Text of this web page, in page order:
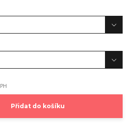
Přidat do košíku